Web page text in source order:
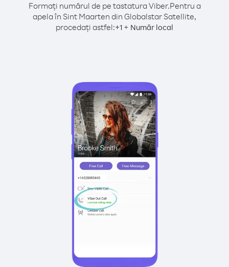
Formați numărul de pe tastatura Viber.Pentru a
apela în Sint Maarten din Globalstar Satellite,
procedați astfel:+1 + Număr local